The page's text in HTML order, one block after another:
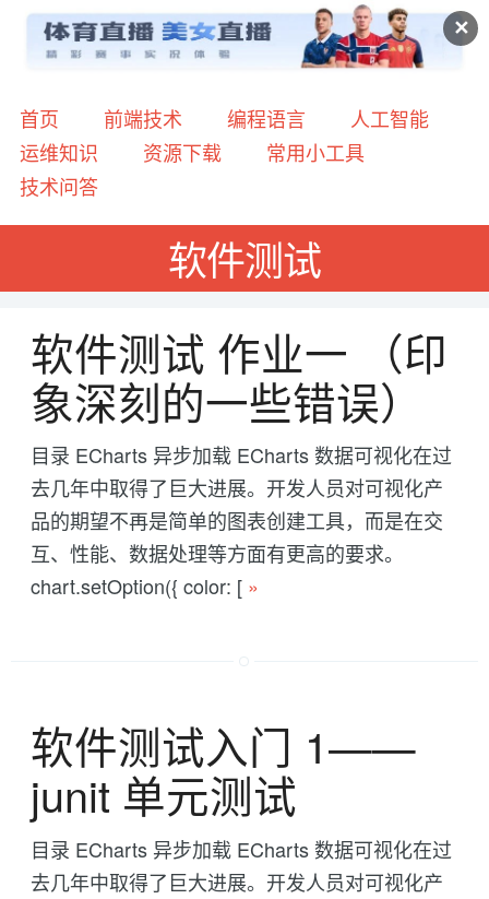
✕
首页 前端技术 编程语言
人工智能
运维知识
资源下载
常用小工具
技术问答
软件测试
软件测试 作业一 （印
象深刻的一些错误）
目录 ECharts 异步加载 ECharts 数据可视化在过
去几年中取得了巨大进展。开发人员对可视化产
品的期望不再是简单的图表创建工具，而是在交
互、性能、数据处理等方面有更高的要求。
chart.setOption({ color: [ »
软件测试入门 1——
junit 单元测试
目录 ECharts 异步加载 ECharts 数据可视化在过
去几年中取得了巨大进展。开发人员对可视化产